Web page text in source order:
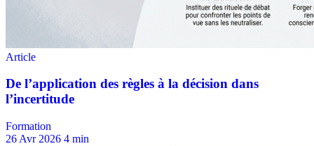
Formation
26 Avr 2026 4 min